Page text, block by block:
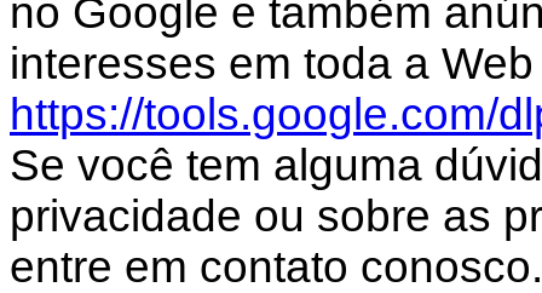
no Google e também
interesses em toda a
https://tools.google.com/
Se você tem alguma
privacidade ou sobre as
entre em contato conosco.